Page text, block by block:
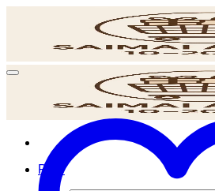
เนื้อหา
POS